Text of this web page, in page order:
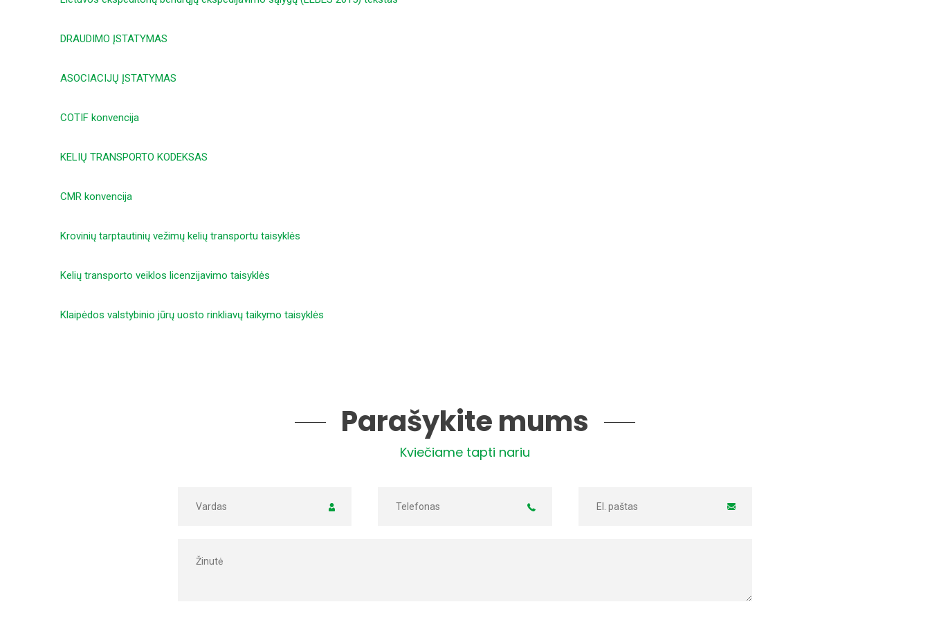
DRAUDIMO ĮSTATYMAS
ASOCIACIJŲ ĮSTATYMAS
COTIF konvencija
KELIŲ TRANSPORTO KODEKSAS
CMR konvencija
Krovinių tarptautinių vežimų kelių transportu taisyklės
Kelių transporto veiklos licenzijavimo taisyklės
Klaipėdos valstybinio jūrų uosto rinkliavų taikymo taisyklės
Parašykite mums
Kviečiame tapti nariu